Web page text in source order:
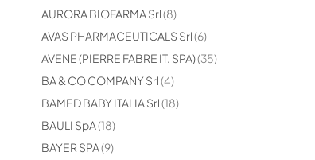
AURORA BIOFARMA Srl 8
elementi
AVAS PHARMACEUTICALS Srl 6
elementi
AVENE (PIERRE FABRE IT. SPA) 35
elementi
BA & CO COMPANY Srl 4
elementi
BAMED BABY ITALIA Srl 18
elementi
BAULI SpA 18
elementi
BAYER SPA 9
elementi